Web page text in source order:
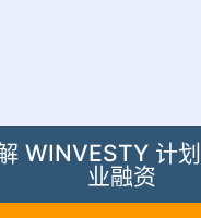
WINVESTY 计
业融资